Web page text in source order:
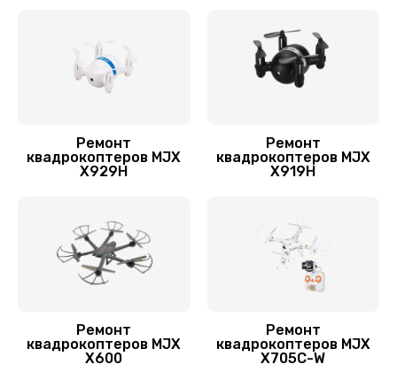
1800 руб.
Прошивка квадрокоптера MJX
Замена аккумулятора
1600 руб.
Ремонт
квадрокоптеров MJX
X929H
Ремонт
квадрокоптеров MJX
X919H
Ремонт
квадрокоптеров MJX
X600
Ремонт
квадрокоптеров MJX
X705C-W